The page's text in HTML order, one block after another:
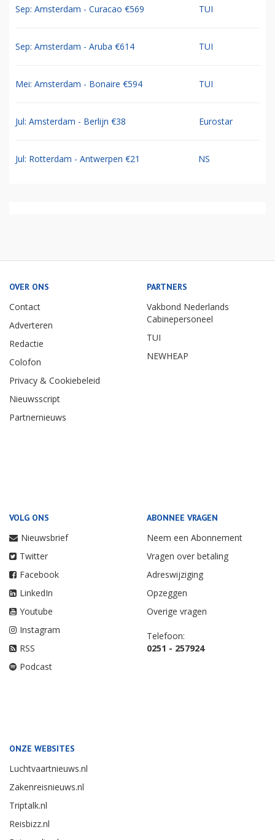
Sep: Amsterdam - Curacao €569 TUI
Sep: Amsterdam - Aruba €614 TUI
Mei: Amsterdam - Bonaire €594 TUI
Jul: Amsterdam - Berlijn €38 Eurostar
Jul: Rotterdam - Antwerpen €21 NS
OVER ONS
Contact
Adverteren
Redactie
Colofon
Privacy & Cookiebeleid
Nieuwsscript
Partnernieuws
PARTNERS
Vakbond Nederlands
Cabinepersoneel
TUI
NEWHEAP
VOLG ONS
Nieuwsbrief
Twitter
Facebook
LinkedIn
Youtube
Instagram
RSS
Podcast
ABONNEE VRAGEN
Neem een Abonnement
Vragen over betaling
Adreswijziging
Opzeggen
Overige vragen
Telefoon:
0251 - 257924
ONZE WEBSITES
Luchtvaartnieuws.nl
Zakenreisnieuws.nl
Triptalk.nl
Reisbizz.nl